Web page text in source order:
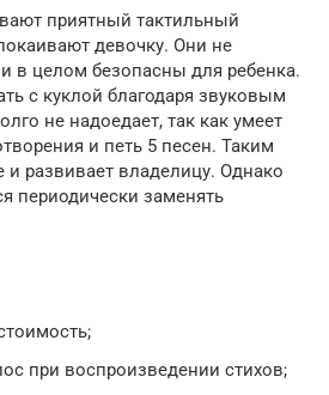
приятный тактильный
девочку. Они не
в целом безопасны для ребенка.
с куклой благодаря звуковым
не надоедает, так как умеет
и петь 5 песен. Таким
развивает владелицу. Однако
периодически заменять
при воспроизведении стихов;